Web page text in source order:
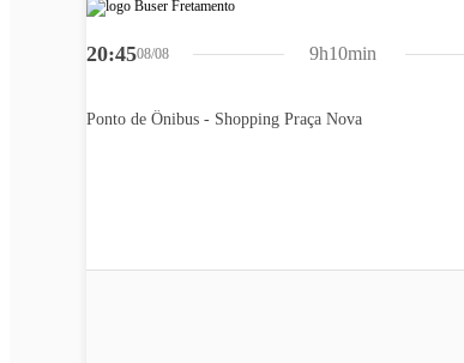
20:4508/08
Ponto de Ônibus - Shopping Praça Nova
9h10min